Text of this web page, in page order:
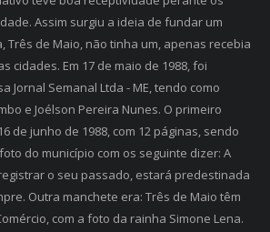
Assim surgiu a ideia de fundar um
Três de Maio, não tinha um, apenas recebia
cidades. Em 17 de maio de 1988, foi
Jornal Semanal Ltda - ME, tendo como
e Joélson Pereira Nunes. O primeiro
de junho de 1988, com 12 páginas, sendo
do município com os seguinte dizer: A
o seu passado, estará predestinada
Outra manchete era: Três de Maio têm
com a foto da rainha Simone Lena.